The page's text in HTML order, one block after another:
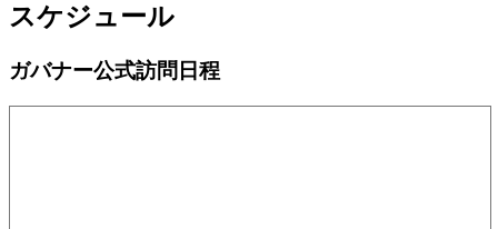
スケジュール
ガバナー公式訪問日程